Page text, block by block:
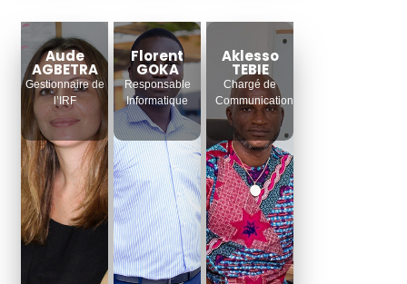
Aude
AGBETRA
Gestionnaire de
l’IRF
Florent
GOKA
Responsable
Informatique
Aklesso
TEBIE
Chargé de
Communication